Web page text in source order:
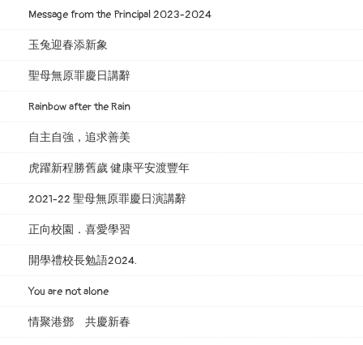
Message from the Principal 2023-2024
玉兔迎春添新象
聖母無原罪慶日講辭
Rainbow after the Rain
自主自強，追求善美
虎躍新程勝舊歲 健康平安渡豐年
2021-22 聖母無原罪慶日演講辭
正向校園．喜愛學習
開學禮校長勉語2024.
You are not alone
情聚港鄧 共慶新春